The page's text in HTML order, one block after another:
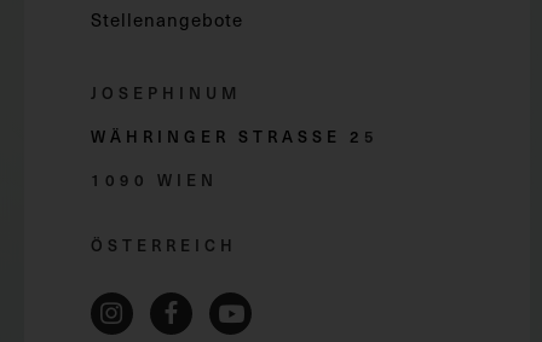
Stellenangebote
JOSEPHINUM
WÄHRINGER STRASSE 2 5
1090 WIEN
ÖSTERREICH